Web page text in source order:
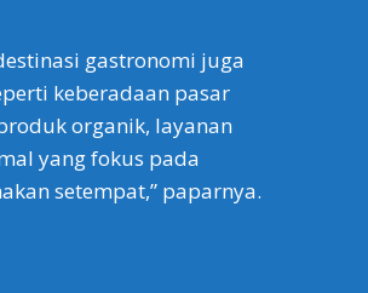
gastronomi juga
keberadaan pasar
organik, layanan
yang fokus pada
setempat,” paparnya.